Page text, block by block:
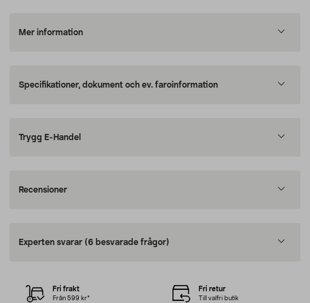
Mer information
Specifikationer, dokument och ev. faroinformation
Trygg E-Handel
Recensioner
Experten svarar (6 besvarade frågor)
Fri frakt
Från 599 kr*
Fri retur
Till valfri butik